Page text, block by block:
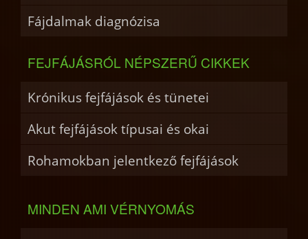
Fájdalmak diagnózisa
FEJFÁJÁSRÓL NÉPSZERŰ CIKKEK
Krónikus fejfájások és tünetei
Akut fejfájások típusai és okai
Rohamokban jelentkező fejfájások
MINDEN AMI VÉRNYOMÁS